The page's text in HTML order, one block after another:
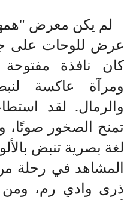
لم يكن معرض
عرض للوحات على
كان نافذة
ومرآة عاكسة
والرمال. لقد
تمنح الصخور صوتًا،
لغة بصرية تنبض
المشاهد في رحلة
ذرى وادي رم،